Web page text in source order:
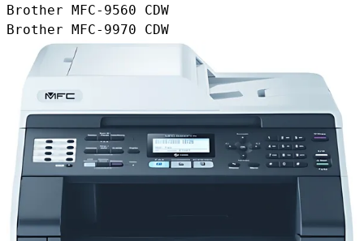
Brother MFC-9560 CDW
Brother MFC-9970 CDW